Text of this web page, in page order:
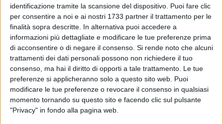
identificazione tramite la scansione del dispositivo. Puoi fare clic
per consentire a noi e ai nostri 1733 partner il trattamento per le
finalità sopra descritte. In alternativa puoi accedere a
informazioni più dettagliate e modificare le tue preferenze prima
di acconsentire o di negare il consenso. Si rende noto che alcuni
trattamenti dei dati personali possono non richiedere il tuo
consenso, ma hai il diritto di opporti a tale trattamento. Le tue
preferenze si applicheranno solo a questo sito web. Puoi
modificare le tue preferenze o revocare il consenso in qualsiasi
momento tornando su questo sito e facendo clic sul pulsante
"Privacy" in fondo alla pagina web.
CORATO - 6 GIUGNO 2018
Morì di parto, assolti due medici
CORATO - 5 GIUGNO 2018
Grave incidente sulla SP 231, tre feriti
CORATO - 4 GIUGNO 2018
Vasto incendio tra Andria e Corato. LE FOTO